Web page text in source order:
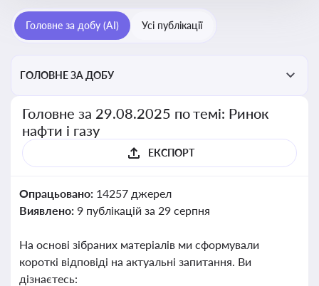
Головне за добу (AI) Усі публікації
ГОЛОВНЕ ЗА ДОБУ
Головне за 29.08.2025 по темі: Ринок
нафти і газу
ЕКСПОРТ
Опрацьовано: 14257 джерел
Виявлено: 9 публікацій за 29 серпня
На основі зібраних матеріалів ми сформували
короткі відповіді на актуальні запитання. Ви
дізнаєтесь: